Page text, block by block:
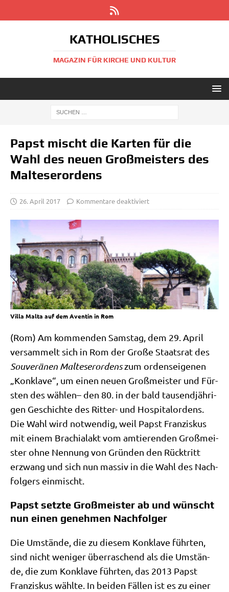
KATHOLISCHES
MAGAZIN FÜR KIRCHE UND KULTUR
Papst mischt die Karten für die
Wahl des neuen Großmeisters des
Malteserordens
26. April 2017 Kommentare deaktiviert
Villa Malta auf dem Aventin in Rom
(Rom) Am kom­men­den Sams­tag, dem 29. April
ver­sam­melt sich in Rom der Gro­ße Staats­rat des
Sou­ve­rä­nen Mal­te­ser­or­denszum ordens­ei­ge­nen
„Kon­kla­ve“, um einen neu­en Groß­mei­ster und Für­
sten des wäh­len– den 80. in der bald tau­send­jäh­ri­
gen Geschich­te des Rit­ter- und Hos­pi­tal­or­dens.
Die Wahl wird not­wen­dig, weil Papst Fran­zis­kus
mit einem Bra­chi­al­akt vom amtie­ren­den Groß­mei­
ster ohne Nen­nung von Grün­den den Rück­tritt
erzwang und sich nun mas­siv in die Wahl des Nach­
fol­gers einmischt.
Papst setzte Großmeister ab und wünscht
nun einen genehmen Nachfolger
Die Umstän­de, die zu die­sem Kon­kla­ve führ­ten,
sind nicht weni­ger über­ra­schend als die Umstän­
de, die zum Kon­kla­ve führ­ten, das 2013 Papst
Fran­zis­kus wähl­te. In bei­den Fäl­len ist es zu einer